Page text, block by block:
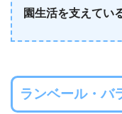
園生活を支えてい
ランベール・バ